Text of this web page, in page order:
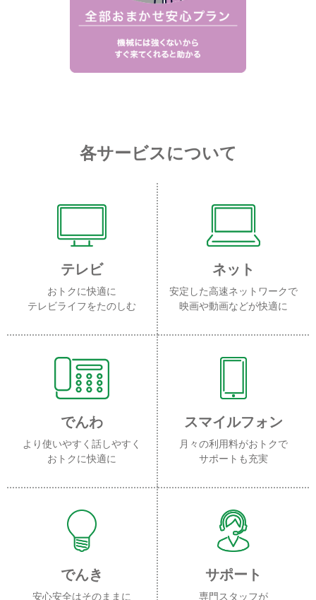
各サービスについて
テレビ
おトクに快適に
テレビライフをたのしむ
ネット
安定した高速ネットワークで
映画や動画などが快適に
でんわ
より使いやすく話しやすく
おトクに快適に
スマイルフォン
月々の利用料がおトクで
サポートも充実
でんき
安心安全はそのままに
サポート
専門スタッフが